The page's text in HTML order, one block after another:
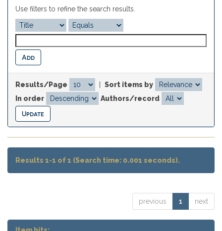
Use filters to refine the search results.
Results/Page
Sort items by
In order
Authors/record
Results 1-1 of 1 (Search time: 0.001 seconds).
previous 1 next